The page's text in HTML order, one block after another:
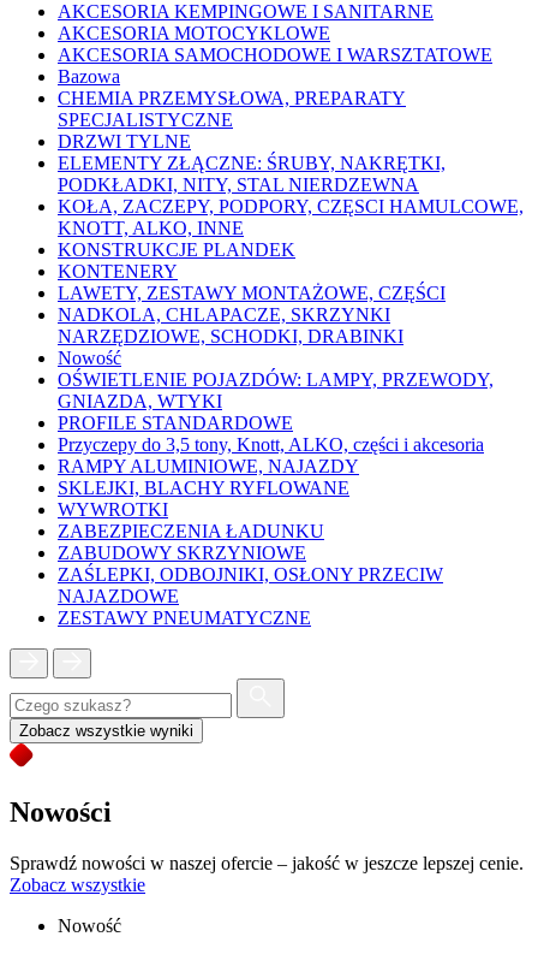
AKCESORIA KEMPINGOWE I SANITARNE
AKCESORIA MOTOCYKLOWE
AKCESORIA SAMOCHODOWE I WARSZTATOWE
Bazowa
CHEMIA PRZEMYSŁOWA, PREPARATY
SPECJALISTYCZNE
DRZWI TYLNE
ELEMENTY ZŁĄCZNE: ŚRUBY, NAKRĘTKI,
PODKŁADKI, NITY, STAL NIERDZEWNA
KOŁA, ZACZEPY, PODPORY, CZĘSCI HAMULCOWE,
KNOTT, ALKO, INNE
KONSTRUKCJE PLANDEK
KONTENERY
LAWETY, ZESTAWY MONTAŻOWE, CZĘŚCI
NADKOLA, CHLAPACZE, SKRZYNKI
NARZĘDZIOWE, SCHODKI, DRABINKI
Nowość
OŚWIETLENIE POJAZDÓW: LAMPY, PRZEWODY,
GNIAZDA, WTYKI
PROFILE STANDARDOWE
Przyczepy do 3,5 tony, Knott, ALKO, części i akcesoria
RAMPY ALUMINIOWE, NAJAZDY
SKLEJKI, BLACHY RYFLOWANE
WYWROTKI
ZABEZPIECZENIA ŁADUNKU
ZABUDOWY SKRZYNIOWE
ZAŚLEPKI, ODBOJNIKI, OSŁONY PRZECIW
NAJAZDOWE
ZESTAWY PNEUMATYCZNE
Zobacz wszystkie wyniki
Nowości
Sprawdź nowości w naszej ofercie – jakość w jeszcze lepszej cenie.
Zobacz wszystkie
Nowość